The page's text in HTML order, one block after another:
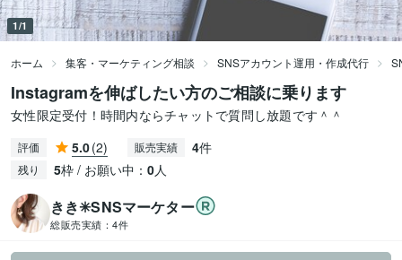
1/1
ホーム 集客・マーケティング相談 SNSアカウント運用・作成代行
Instagramを伸ばしたい方のご相談に乗ります
女性限定受付！時間内ならチャットで質問し放題です＾＾
評価 5.0(2) 販売実績 4件
残り 5枠 / お願い中： 0人
きき✳︎SNSマーケター
総販売実績： 4件